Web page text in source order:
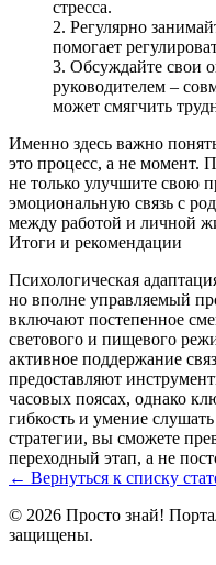
стресса.
Регулярно
помогает
Обсуждайте свои
руководителем –
может смягчить
Именно здесь важно
это процесс, а не момент.
не только улучшите свою
эмоциональную связь с
между работой и личной
Итоги и рекомендации
Психологическая
но вполне управляемый
включают постепенное
светового и пищевого
активное поддержание
предоставляют
часовых поясах, однако
гибкость и умение
стратегии, вы сможете
переходный этап, а не
← Вернуться к списку
© 2026 Просто знай!
защищены.